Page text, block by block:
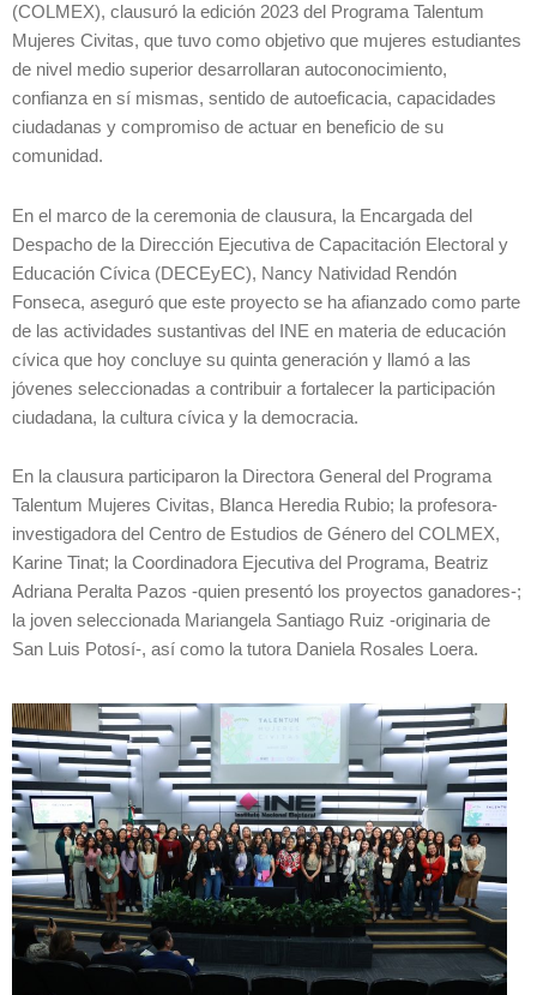
(COLMEX), clausuró la edición 2023 del Programa Talentum
Mujeres Civitas, que tuvo como objetivo que mujeres estudiantes
de nivel medio superior desarrollaran autoconocimiento,
confianza en sí mismas, sentido de autoeficacia, capacidades
ciudadanas y compromiso de actuar en beneficio de su
comunidad.
En el marco de la ceremonia de clausura, la Encargada del
Despacho de la Dirección Ejecutiva de Capacitación Electoral y
Educación Cívica (DECEyEC), Nancy Natividad Rendón
Fonseca, aseguró que este proyecto se ha afianzado como parte
de las actividades sustantivas del INE en materia de educación
cívica que hoy concluye su quinta generación y llamó a las
jóvenes seleccionadas a contribuir a fortalecer la participación
ciudadana, la cultura cívica y la democracia.
En la clausura participaron la Directora General del Programa
Talentum Mujeres Civitas, Blanca Heredia Rubio; la profesora-
investigadora del Centro de Estudios de Género del COLMEX,
Karine Tinat; la Coordinadora Ejecutiva del Programa, Beatriz
Adriana Peralta Pazos -quien presentó los proyectos ganadores-;
la joven seleccionada Mariangela Santiago Ruiz -originaria de
San Luis Potosí-, así como la tutora Daniela Rosales Loera.